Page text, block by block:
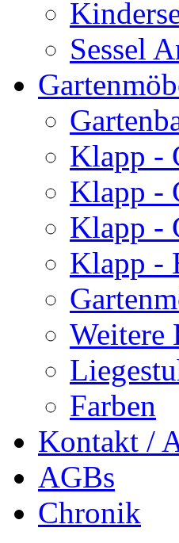
Sessel
Klapp -
Klapp -
Klapp -
Klapp -
Weitere
Farben
Kontakt /
AGBs
Chronik